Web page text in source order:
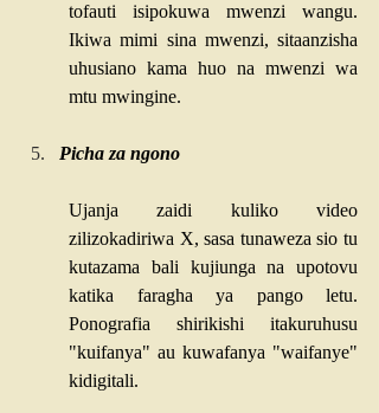
tofauti isipokuwa mwenzi wangu.
Ikiwa mimi sina mwenzi, sitaanzisha
uhusiano kama huo na mwenzi wa
mtu mwingine.
Picha za ngono
Ujanja zaidi kuliko video
zilizokadiriwa X, sasa tunaweza sio tu
kutazama bali kujiunga na upotovu
katika faragha ya pango letu.
Ponografia shirikishi itakuruhusu
"kuifanya" au kuwafanya "waifanye"
kidigitali.